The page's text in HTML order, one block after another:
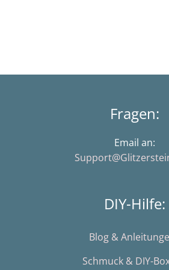
Fragen:
Email an:
DIY-Hilfe:
Blog &
Schmuck & DIY-